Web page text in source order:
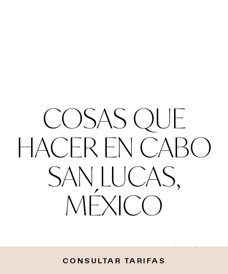
CONSULTAR TARIFAS
COSAS QUE
HACER EN CABO
SAN LUCAS,
MÉXICO
Las mejores actividades